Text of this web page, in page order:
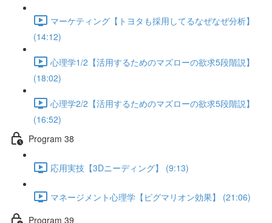
マーケティング【トヨタも採用してるなぜなぜ分析】
(14:12)
心理学1/2【活用するためのマズローの欲求5段階説】
(18:02)
心理学2/2【活用するためのマズローの欲求5段階説】
(16:52)
Program 38
応用実技【3Dニーディング】 (9:13)
マネージメント心理学【ピグマリオン効果】 (21:06)
Program 39